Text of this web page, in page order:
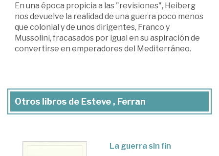
En una época propicia a las "revisiones", Heiberg
nos devuelve la realidad de una guerra poco menos
que colonial y de unos dirigentes, Franco y
Mussolini, fracasados por igual en su aspiración de
convertirse en emperadores del Mediterráneo.
Otros libros de Esteve , Ferran
La guerra sin fin